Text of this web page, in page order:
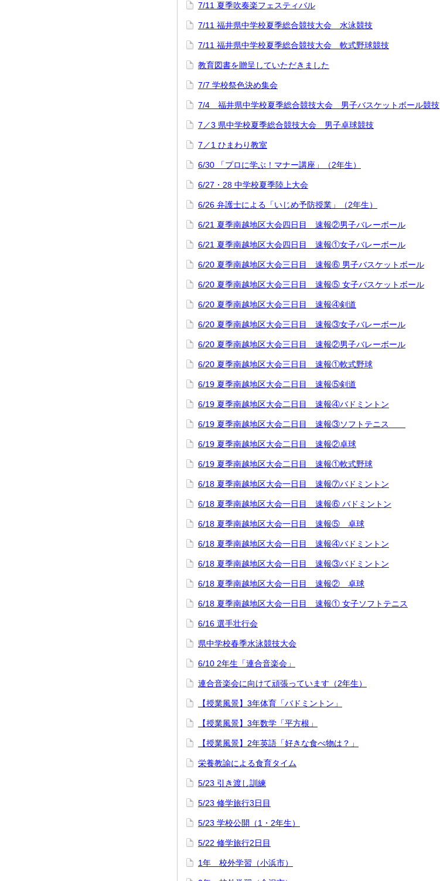
7/11 夏季吹奏楽フェスティバル
7/11 福井県中学校夏季総合競技大会 水泳競技
7/11 福井県中学校夏季総合競技大会 軟式野球競技
教育図書を贈呈していただきました
7/7 学校祭色決め集会
7/4 福井県中学校夏季総合競技大会 男子バスケットボール競技
7／3 県中学校夏季総合競技大会 男子卓球競技
7／1 ひまわり教室
6/30 「プロに学ぶ！マナー講座」（2年生）
6/27・28 中学校夏季陸上大会
6/26 弁護士による「いじめ予防授業」（2年生）
6/21 夏季南越地区大会四日目 速報②男子バレーボール
6/21 夏季南越地区大会四日目 速報①女子バレーボール
6/20 夏季南越地区大会三日目 速報⑥ 男子バスケットボール
6/20 夏季南越地区大会三日目 速報⑤ 女子バスケットボール
6/20 夏季南越地区大会三日目 速報④剣道
6/20 夏季南越地区大会三日目 速報③女子バレーボール
6/20 夏季南越地区大会三日目 速報②男子バレーボール
6/20 夏季南越地区大会三日目 速報①軟式野球
6/19 夏季南越地区大会二日目 速報⑤剣道
6/19 夏季南越地区大会二日目 速報④バドミントン
6/19 夏季南越地区大会二日目 速報③ソフトテニス
6/19 夏季南越地区大会二日目 速報②卓球
6/19 夏季南越地区大会二日目 速報①軟式野球
6/18 夏季南越地区大会一日目 速報⑦バドミントン
6/18 夏季南越地区大会一日目 速報⑥ バドミントン
6/18 夏季南越地区大会一日目 速報⑤ 卓球
6/18 夏季南越地区大会一日目 速報④バドミントン
6/18 夏季南越地区大会一日目 速報③バドミントン
6/18 夏季南越地区大会一日目 速報② 卓球
6/18 夏季南越地区大会一日目 速報① 女子ソフトテニス
6/16 選手壮行会
県中学校春季水泳競技大会
6/10 2年生「連合音楽会」
連合音楽会に向けて頑張っています（2年生）
【授業風景】3年体育「バドミントン」
【授業風景】3年数学「平方根」
【授業風景】2年英語「好きな食べ物は？」
栄養教諭による食育タイム
5/23 引き渡し訓練
5/23 修学旅行3日目
5/23 学校公開（1・2年生）
5/22 修学旅行2日目
1年 校外学習（小浜市）